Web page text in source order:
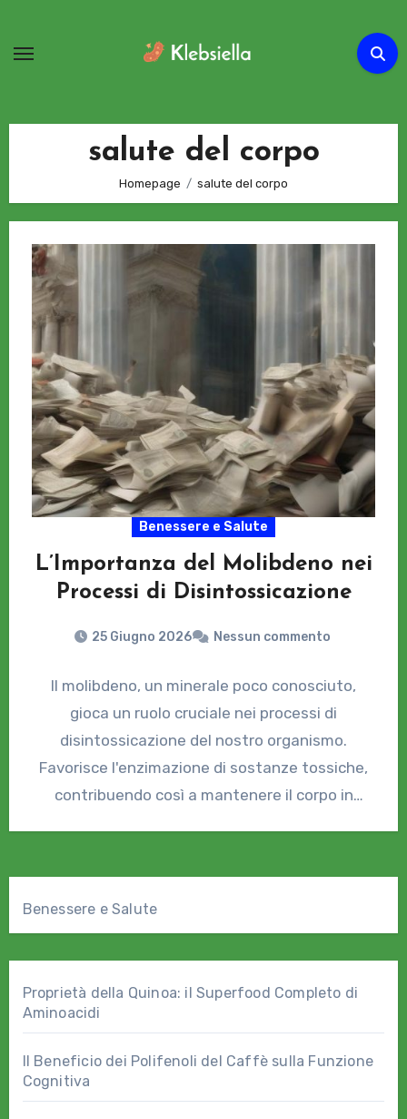
contenuto
salute del corpo
Homepage salute del corpo
Benessere e Salute
L’Importanza del Molibdeno nei
Processi di Disintossicazione
25 Giugno 2026 Nessun commento
Il molibdeno, un minerale poco conosciuto,
gioca un ruolo cruciale nei processi di
disintossicazione del nostro organismo.
Favorisce l'enzimazione di sostanze tossiche,
contribuendo così a mantenere il corpo in
Benessere e Salute
Proprietà della Quinoa: il Superfood Completo di
Aminoacidi
Il Beneficio dei Polifenoli del Caffè sulla Funzione
Cognitiva